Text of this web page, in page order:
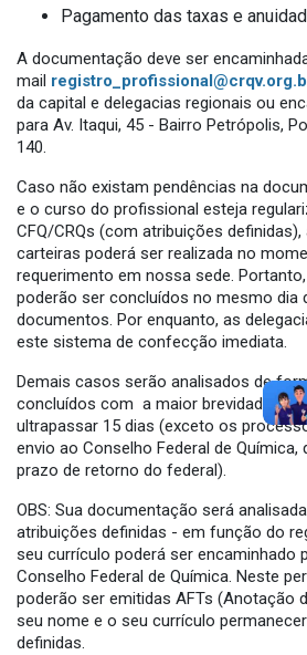
Pagamento das taxas e
A documentação deve ser
mail
da capital e delegacias regionais ou
para Av. Itaqui, 45 - Bairro Petrópolis,
140.
Caso não existam pendências na
e o curso do profissional esteja
CFQ/CRQs (com atribuições definidas),
carteiras poderá ser realizada no
requerimento em nossa sede.
poderão ser concluídos no mesmo dia
documentos. Por enquanto, as
este sistema de confecção imediata.
Demais casos serão analisados de
concluídos com a maior brevidade
ultrapassar 15 dias (exceto os
envio ao Conselho Federal de Química,
prazo de retorno do federal).
OBS: Sua documentação será
atribuições definidas - em função do
seu currículo poderá ser encaminhado
Conselho Federal de Química. Neste
poderão ser emitidas AFTs (Anotação
seu nome e o seu currículo
definidas.